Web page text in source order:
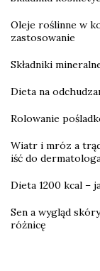
Oleje roślinne w
zastosowanie
Składniki
Dieta na
Rolowanie
Wiatr i mróz a
iść do
Dieta 1200 kcal –
Sen a wygląd
różnicę